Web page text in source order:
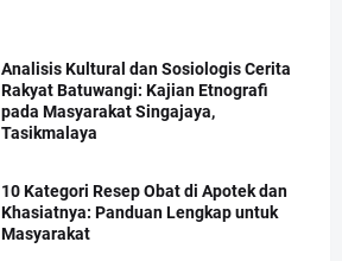
Analisis Kultural dan Sosiologis Cerita
Rakyat Batuwangi: Kajian Etnografi
pada Masyarakat Singajaya,
Tasikmalaya
10 Kategori Resep Obat di Apotek dan
Khasiatnya: Panduan Lengkap untuk
Masyarakat